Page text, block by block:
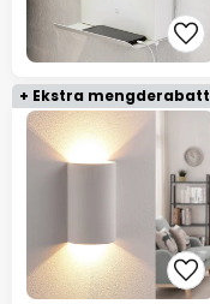
+ Ekstra mengderabatt